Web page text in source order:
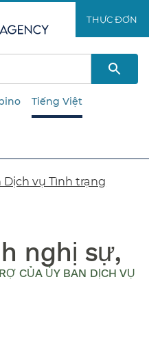
đến
nội
THỰC ĐƠN​​
Tiếng Việt
vụ Tình trạng
nghị sự,
CỦA ỦY BAN DỊCH VỤ